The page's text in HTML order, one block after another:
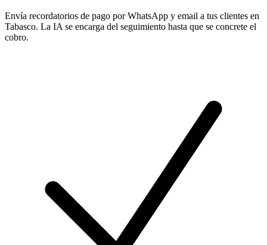
Envía recordatorios de pago por WhatsApp y email a tus clientes en
Tabasco. La IA se encarga del seguimiento hasta que se concrete el
cobro.